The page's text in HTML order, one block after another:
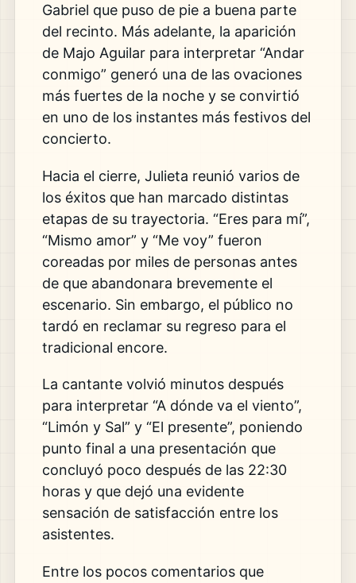
Gabriel que puso de pie a buena parte
del recinto. Más adelante, la aparición
de Majo Aguilar para interpretar “Andar
conmigo” generó una de las ovaciones
más fuertes de la noche y se convirtió
en uno de los instantes más festivos del
concierto.
Hacia el cierre, Julieta reunió varios de
los éxitos que han marcado distintas
etapas de su trayectoria. “Eres para mí”,
“Mismo amor” y “Me voy” fueron
coreadas por miles de personas antes
de que abandonara brevemente el
escenario. Sin embargo, el público no
tardó en reclamar su regreso para el
tradicional encore.
La cantante volvió minutos después
para interpretar “A dónde va el viento”,
“Limón y Sal” y “El presente”, poniendo
punto final a una presentación que
concluyó poco después de las 22:30
horas y que dejó una evidente
sensación de satisfacción entre los
asistentes.
Entre los pocos comentarios que